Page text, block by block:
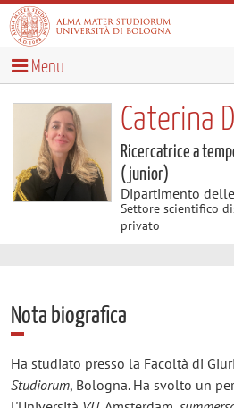
Menu
Caterina
Ricercatrice a
(junior)
Dipartimento
Settore scientifico
privato
Nota biografica
Ha studiato presso la Facoltà di
Studiorum, Bologna. Ha svolto un